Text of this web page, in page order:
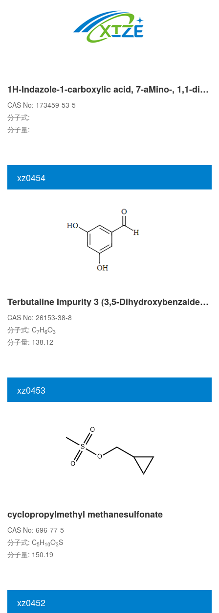
1H-Indazole-1-carboxylic acid, 7-aMino-, 1,1-diMethylethyl ester
CAS No: 173459-53-5
分子式:
分子量:
xz0454
Terbutaline Impurity 3 (3,5-Dihydroxybenzaldehyde)
CAS No: 26153-38-8
分子式: C7H6O3
分子量: 138.12
xz0453
cyclopropylmethyl methanesulfonate
CAS No: 696-77-5
分子式: C5H10O3S
分子量: 150.19
xz0452